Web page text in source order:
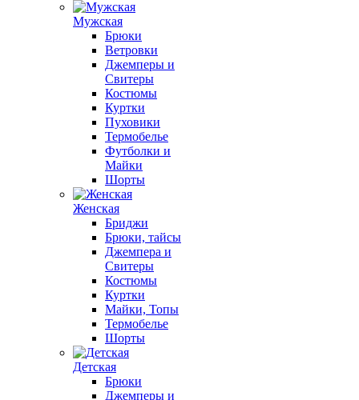
Мужская
Брюки
Ветровки
Джемперы и
Свитеры
Костюмы
Куртки
Пуховики
Термобелье
Футболки и
Майки
Шорты
Женская
Бриджи
Брюки, тайсы
Джемпера и
Свитеры
Костюмы
Куртки
Майки, Топы
Термобелье
Шорты
Детская
Брюки
Джемперы и